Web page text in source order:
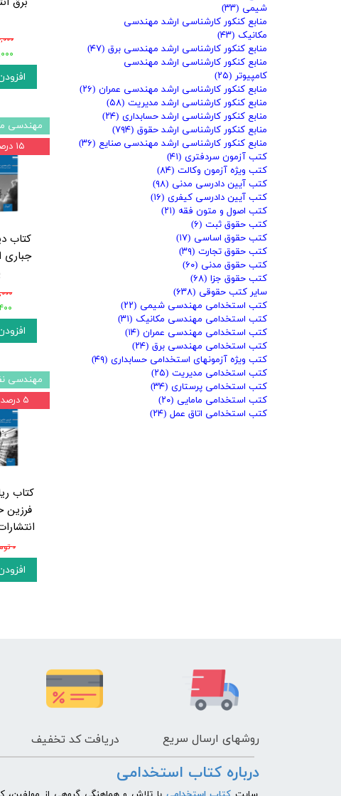
کتاب
جباری
مهندسی
۱۵ درصد
کتاب
۰ تومان
مهندسی
۵ درصد
شیمی (۳۳)
منابع کنکور کارشناسی ارشد مهندسی
مکانیک (۴۳)
منابع کنکور کارشناسی ارشد مهندسی برق (۴۷)
منابع کنکور کارشناسی ارشد مهندسی
کامپیوتر (۲۵)
منابع کنکور کارشناسی ارشد مهندسی عمران (۲۶)
منابع کنکور کارشناسی ارشد مدیریت (۵۸)
منابع کنکور کارشناسی ارشد حسابداری (۲۴)
منابع کنکور کارشناسی ارشد حقوق (۷۹۴)
منابع کنکور کارشناسی ارشد مهندسی صنایع (۳۶)
کتب آزمون سردفتری (۴۱)
کتب ویژه آزمون وکالت (۸۴)
کتب آیین دادرسی مدنی (۹۸)
کتب آیین دادرسی کیفری (۱۶)
کتب اصول و متون فقه (۲۱)
کتب حقوق ثبت (۶)
کتب حقوق اساسی (۱۷)
کتب حقوق تجارت (۳۹)
کتب حقوق مدنی (۶۰)
کتب حقوق جزا (۶۸)
سایر کتب حقوقی (۶۳۸)
کتب استخدامی مهندسی شیمی (۲۲)
کتب استخدامی مهندسی مکانیک (۳۱)
کتب استخدامی مهندسی عمران (۱۴)
کتب استخدامی مهندسی برق (۲۴)
کتب ویژه آزمونهای استخدامی حسابداری (۴۹)
کتب استخدامی مدیریت (۲۵)
کتب استخدامی پرستاری (۳۴)
کتب استخدامی مامایی (۲۰)
کتب استخدامی اتاق عمل (۲۴)
روشهای ارسال سریع دریافت کد تخفیف
درباره کتاب استخدامی